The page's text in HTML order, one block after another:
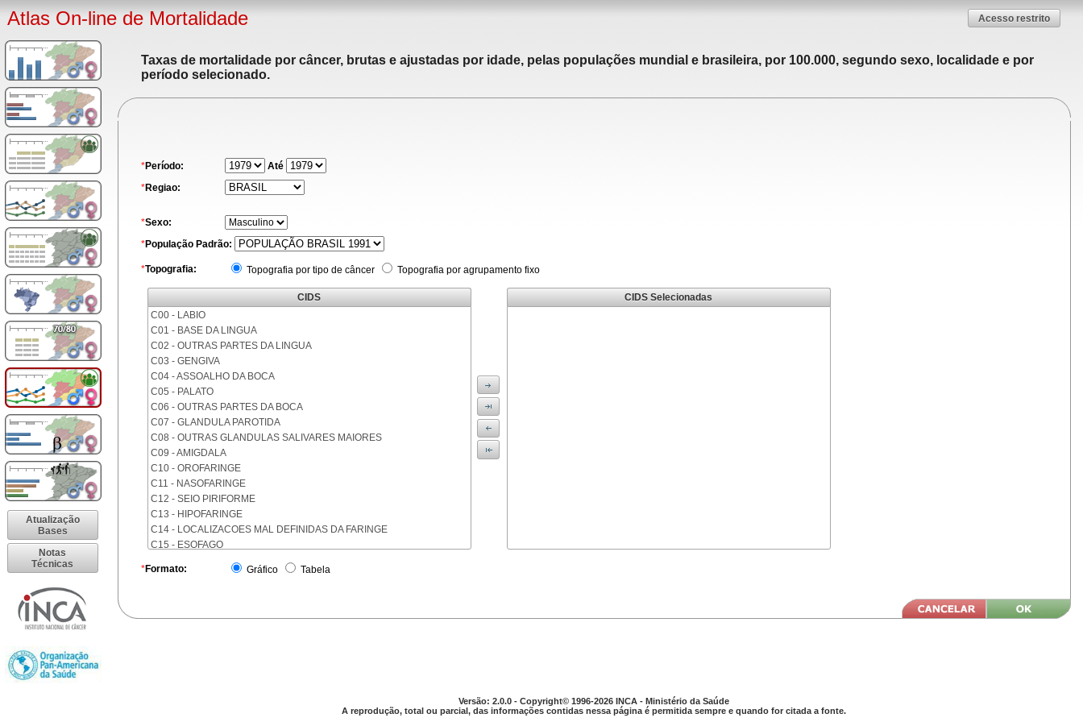
Atlas On-line de Mortalidade Acesso restrito
Atualização
Bases
Notas
Técnicas
Taxas de mortalidade por câncer, brutas e ajustadas por idade, pelas populações mundial e brasileira, por 100.000, segundo sexo, localidade e por
período selecionado.
*Período:
Até
*Regiao:
*Sexo:
*População Padrão:
*Topografia: Topografia por tipo de câncer Topografia por agrupamento fixo
CIDS
C00 - LABIO
C01 - BASE DA LINGUA
C02 - OUTRAS PARTES DA LINGUA
C03 - GENGIVA
C04 - ASSOALHO DA BOCA
C05 - PALATO
C06 - OUTRAS PARTES DA BOCA
C07 - GLANDULA PAROTIDA
C08 - OUTRAS GLANDULAS SALIVARES MAIORES
C09 - AMIGDALA
C10 - OROFARINGE
C11 - NASOFARINGE
C12 - SEIO PIRIFORME
C13 - HIPOFARINGE
C14 - LOCALIZACOES MAL DEFINIDAS DA FARINGE
C15 - ESOFAGO
C17 - INTESTINO DELGADO
C20 - RETO
C26 - LOCALIZACOES MAL DEFINIDAS NO APARELHO DIGESTIVO
CIDS Selecionadas
*Formato: Gráfico Tabela
Versão: 2.0.0 - Copyright© 1996-2026 INCA - Ministério da Saúde
A reprodução, total ou parcial, das informações contidas nessa página é permitida sempre e quando for citada a fonte.